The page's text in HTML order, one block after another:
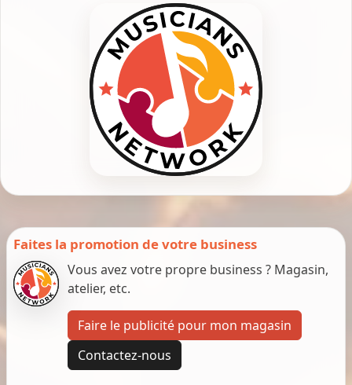
Faites la promotion de votre business
Vous avez votre propre business ? Magasin,
atelier, etc.
Faire le publicité pour mon magasin
Contactez-nous